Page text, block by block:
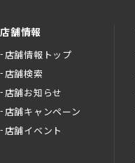
店舗情報
店舗情報トップ
店舗検索
店舗お知らせ
店舗キャンペーン
店舗イベント